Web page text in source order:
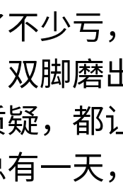
少亏
脚磨
，都
一天